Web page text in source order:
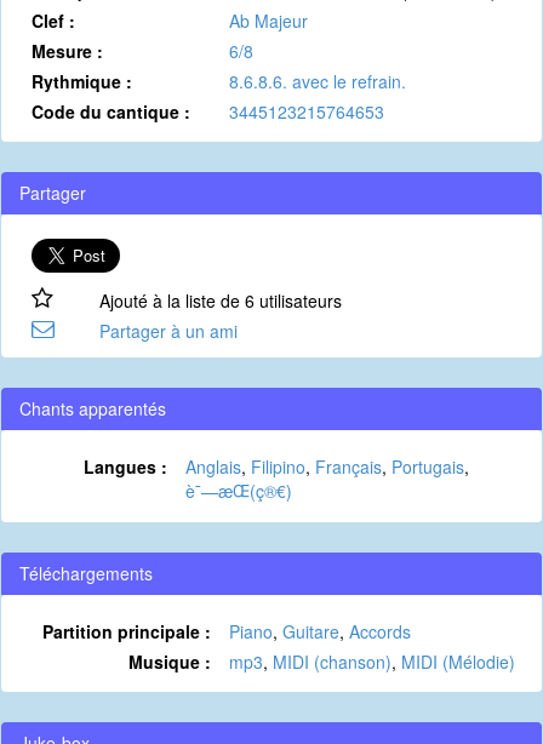
Clef :
Ab Majeur
Mesure :
6/8
Rythmique :
8.6.8.6. avec le refrain.
Code du cantique :
3445123215764653
Partager
Ajouté à la liste de 6 utilisateurs
Partager à un ami
Chants apparentés
Langues : Anglais, Filipino, Français, Portugais,
è¯—æ­Œ(ç®€)
Téléchargements
Partition principale : Piano, Guitare, Accords
Musique :
mp3, MIDI (chanson), MIDI (Mélodie)